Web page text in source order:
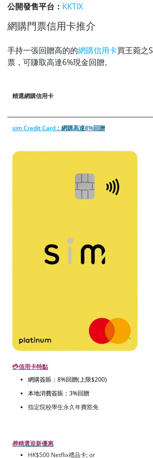
公開發售平台： KKTIX
網購門票信用卡推介
手持一張回贈高的的網購信用卡買王菀之
票，可賺取高達6%現金回贈。
精選網購信用卡
sim Credit Card ：網購高達8%回贈
💳信用卡特點
網購簽賬：8%回贈(上限$200)
本地消費簽賬：3%回贈
指定院校學生永久年費豁免
🎁精選迎新優惠
HK$500 Netflix禮品卡; or